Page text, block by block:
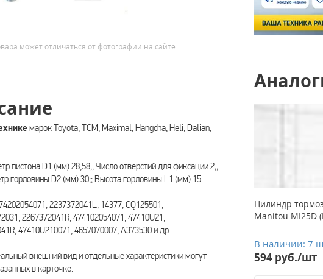
может отличаться от фотографии на сайте
марок Toyota, TCM, Maximal, Hangcha, Heli, Dalian,
пистона D1 (мм) 28,58;; Число отверстий для фиксации 2;;
горловины D2 (мм) 30;; Высота горловины L1 (мм) 15.
2237372041L, 14377, CQ125501,
2267372041R, 474102054071, 47410U21,
47410U210071, 4657070007, A373530 и др.
внешний вид и отдельные характеристики могут
в карточке.
Цилиндр
Manitou MI25D
В наличии: 7
594 руб./шт